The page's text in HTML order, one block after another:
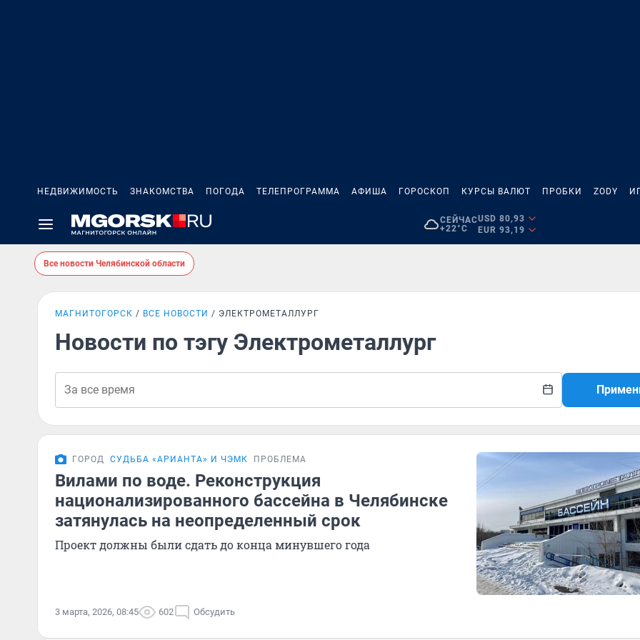
НЕДВИЖИМОСТЬ ЗНАКОМСТВА ПОГОДА ТЕЛЕПРОГРАММА АФИША ГОРОСКОП КУРСЫ ВАЛЮТ ПРОБКИ ZODY
СЕЙЧАС
+22°C
USD 80,93
EUR 93,19
Все новости Челябинской области
МАГНИТОГОРСК ВСЕ НОВОСТИ ЭЛЕКТРОМЕТАЛЛУРГ
Новости по тэгу Электрометаллург
ГОРОД СУДЬБА «АРИАНТА» И ЧЭМК ПРОБЛЕМА
Вилами по воде. Реконструкция
национализированного бассейна в Челябинске
затянулась на неопределенный срок
Проект должны были сдать до конца минувшего года
3 марта, 2026, 08:45 602 Обсудить